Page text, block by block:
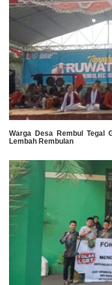
Warga Desa Rembul Tegal
Lembah Rembulan